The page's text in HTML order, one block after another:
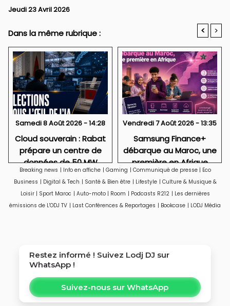
Jeudi 23 Avril 2026
Dans la même rubrique : < >
Samedi 8 Août 2026 - 14:28
Cloud souverain : Rabat
prépare un centre de
données de 50 MW
Vendredi 7 Août 2026 - 13:35
Samsung Finance+
débarque au Maroc, une
première en Afrique
Breaking news | Info en affiche | Gaming | Communiqué de presse | Eco
Business | Digital & Tech | Santé & Bien être | Lifestyle | Culture & Musique &
Loisir | Sport Maroc | Auto-moto | Room | Podcasts R212 | Les dernières
émissions de L'ODJ TV | Last Conférences & Reportages | Bookcase | LODJ Média
Restez informé ! Suivez Lodj DJ sur
WhatsApp !
Suivez-nous sur WhatsApp